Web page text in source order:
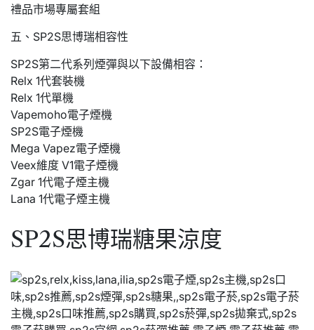
禮品市場專屬套組
五、SP2S思博瑞相容性
SP2S第二代系列煙彈與以下設備相容：
Relx 1代套裝機
Relx 1代單機
Vapemoho電子煙機
SP2S電子煙機
Mega Vapez電子煙機
Veex維度 V1電子煙機
Zgar 1代電子煙主機
Lana 1代電子煙主機
SP2S思博瑞糖果涼度